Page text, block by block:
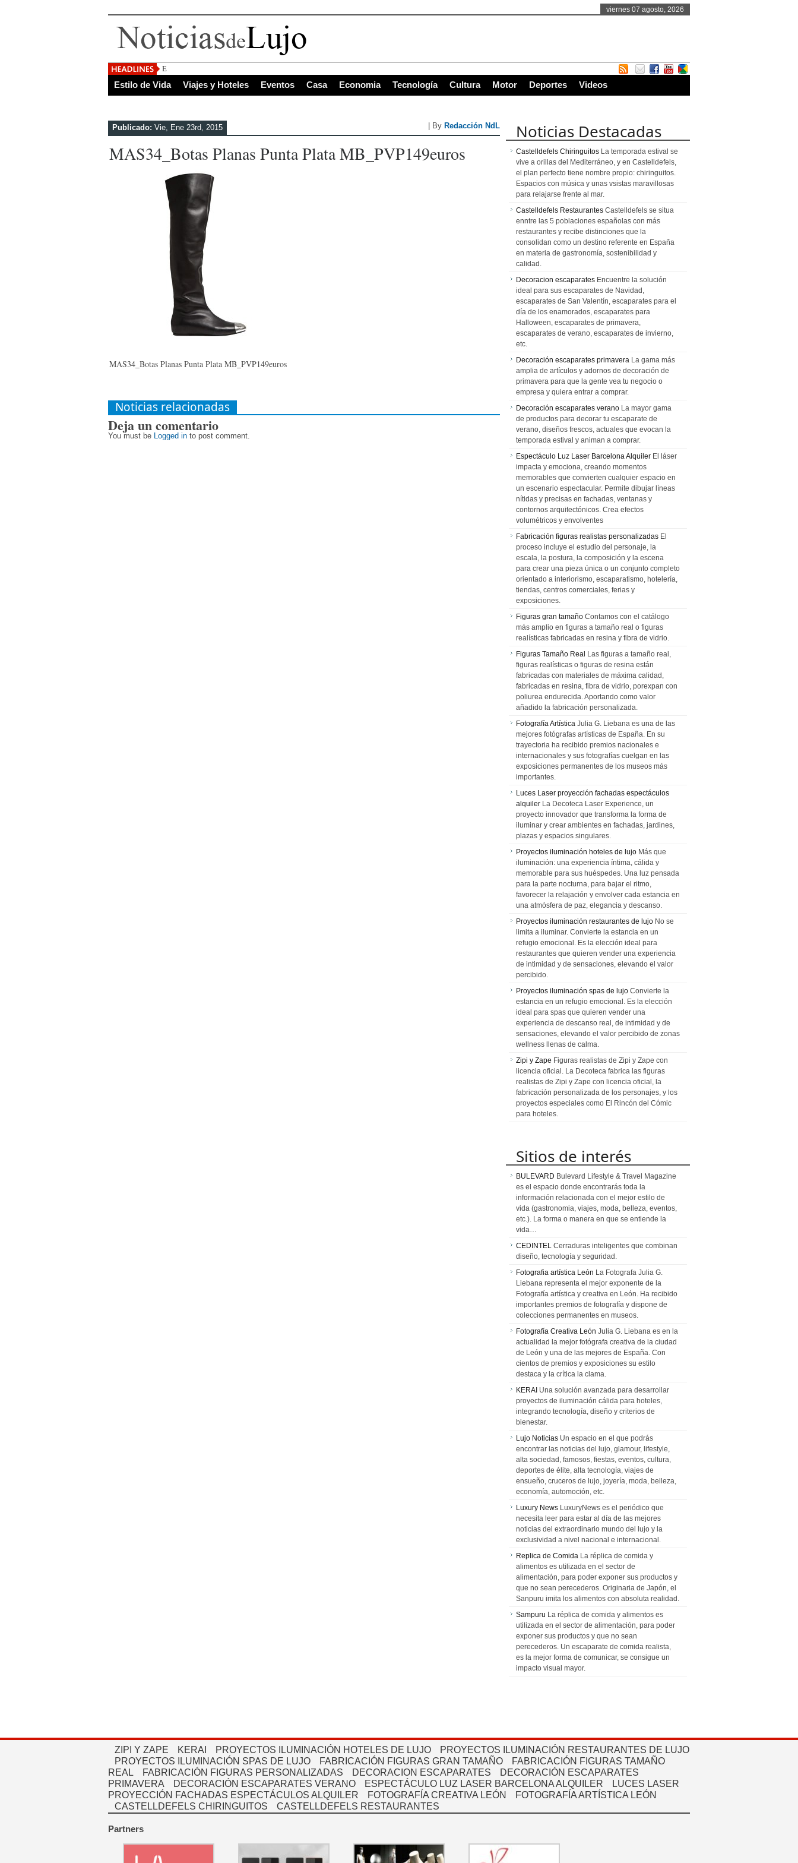
viernes 07 agosto, 2026
El Salvador, uno de los d
Estilo de Vida Viajes y Hoteles Eventos Casa Economia Tecnología Cultura Motor Deportes Videos
Publicado: Vie, Ene 23rd, 2015 | By Redacción NdL
MAS34_Botas Planas Punta Plata MB_PVP149euros
MAS34_Botas Planas Punta Plata MB_PVP149euros
Noticias relacionadas
Deja un comentario
You must be Logged in to post comment.
Noticias Destacadas
Castelldefels Chiringuitos La temporada estival se
vive a orillas del Mediterráneo, y en Castelldefels,
el plan perfecto tiene nombre propio: chiringuitos.
Espacios con música y unas vsistas maravillosas
para relajarse frente al mar.
Castelldefels Restaurantes Castelldefels se situa
enntre las 5 poblaciones españolas con más
restaurantes y recibe distinciones que la
consolidan como un destino referente en España
en materia de gastronomía, sostenibilidad y
calidad.
Decoracion escaparates Encuentre la solución
ideal para sus escaparates de Navidad,
escaparates de San Valentín, escaparates para el
día de los enamorados, escaparates para
Halloween, escaparates de primavera,
escaparates de verano, escaparates de invierno,
etc.
Decoración escaparates primavera La gama más
amplia de artículos y adornos de decoración de
primavera para que la gente vea tu negocio o
empresa y quiera entrar a comprar.
Decoración escaparates verano La mayor gama
de productos para decorar tu escaparate de
verano, diseños frescos, actuales que evocan la
temporada estival y animan a comprar.
Espectáculo Luz Laser Barcelona Alquiler El láser
impacta y emociona, creando momentos
memorables que convierten cualquier espacio en
un escenario espectacular. Permite dibujar líneas
nítidas y precisas en fachadas, ventanas y
contornos arquitectónicos. Crea efectos
volumétricos y envolventes
Fabricación figuras realistas personalizadas El
proceso incluye el estudio del personaje, la
escala, la postura, la composición y la escena
para crear una pieza única o un conjunto completo
orientado a interiorismo, escaparatismo, hotelería,
tiendas, centros comerciales, ferias y
exposiciones.
Figuras gran tamaño Contamos con el catálogo
más amplio en figuras a tamaño real o figuras
realísticas fabricadas en resina y fibra de vidrio.
Figuras Tamaño Real Las figuras a tamaño real,
figuras realísticas o figuras de resina están
fabricadas con materiales de máxima calidad,
fabricadas en resina, fibra de vidrio, porexpan con
poliurea endurecida. Aportando como valor
añadido la fabricación personalizada.
Fotografía Artística Julia G. Liebana es una de las
mejores fotógrafas artísticas de España. En su
trayectoria ha recibido premios nacionales e
internacionales y sus fotografías cuelgan en las
exposiciones permanentes de los museos más
importantes.
Luces Laser proyección fachadas espectáculos
alquiler La Decoteca Laser Experience, un
proyecto innovador que transforma la forma de
iluminar y crear ambientes en fachadas, jardines,
plazas y espacios singulares.
Proyectos iluminación hoteles de lujo Más que
iluminación: una experiencia íntima, cálida y
memorable para sus huéspedes. Una luz pensada
para la parte nocturna, para bajar el ritmo,
favorecer la relajación y envolver cada estancia en
una atmósfera de paz, elegancia y descanso.
Proyectos iluminación restaurantes de lujo No se
limita a iluminar. Convierte la estancia en un
refugio emocional. Es la elección ideal para
restaurantes que quieren vender una experiencia
de intimidad y de sensaciones, elevando el valor
percibido.
Proyectos iluminación spas de lujo Convierte la
estancia en un refugio emocional. Es la elección
ideal para spas que quieren vender una
experiencia de descanso real, de intimidad y de
sensaciones, elevando el valor percibido de zonas
wellness llenas de calma.
Zipi y Zape Figuras realistas de Zipi y Zape con
licencia oficial. La Decoteca fabrica las figuras
realistas de Zipi y Zape con licencia oficial, la
fabricación personalizada de los personajes, y los
proyectos especiales como El Rincón del Cómic
para hoteles.
Sitios de interés
BULEVARD Bulevard Lifestyle & Travel Magazine
es el espacio donde encontrarás toda la
información relacionada con el mejor estilo de
vida (gastronomia, viajes, moda, belleza, eventos,
etc.). La forma o manera en que se entiende la
vida…
CEDINTEL Cerraduras inteligentes que combinan
diseño, tecnología y seguridad.
Fotografia artística León La Fotografa Julia G.
Liebana representa el mejor exponente de la
Fotografía artística y creativa en León. Ha recibido
importantes premios de fotografía y dispone de
colecciones permanentes en museos.
Fotografía Creativa León Julia G. Liebana es en la
actualidad la mejor fotógrafa creativa de la ciudad
de León y una de las mejores de España. Con
cientos de premios y exposiciones su estilo
destaca y la crítica la clama.
KERAI Una solución avanzada para desarrollar
proyectos de iluminación cálida para hoteles,
integrando tecnología, diseño y criterios de
bienestar.
Lujo Noticias Un espacio en el que podrás
encontrar las noticias del lujo, glamour, lifestyle,
alta sociedad, famosos, fiestas, eventos, cultura,
deportes de élite, alta tecnología, viajes de
ensueño, cruceros de lujo, joyería, moda, belleza,
economía, automoción, etc.
Luxury News LuxuryNews es el periódico que
necesita leer para estar al día de las mejores
noticias del extraordinario mundo del lujo y la
exclusividad a nivel nacional e internacional.
Replica de Comida La réplica de comida y
alimentos es utilizada en el sector de
alimentación, para poder exponer sus productos y
que no sean perecederos. Originaria de Japón, el
Sanpuru imita los alimentos con absoluta realidad.
Sampuru La réplica de comida y alimentos es
utilizada en el sector de alimentación, para poder
exponer sus productos y que no sean
perecederos. Un escaparate de comida realista,
es la mejor forma de comunicar, se consigue un
impacto visual mayor.
ZIPI Y ZAPE KERAI PROYECTOS ILUMINACIÓN HOTELES DE LUJO
PROYECTOS ILUMINACIÓN RESTAURANTES DE LUJO
PROYECTOS ILUMINACIÓN SPAS DE LUJO
FABRICACIÓN FIGURAS GRAN TAMAÑO
FABRICACIÓN FIGURAS TAMAÑO
REAL
FABRICACIÓN FIGURAS PERSONALIZADAS DECORACION ESCAPARATES
DECORACIÓN ESCAPARATES
PRIMAVERA
DECORACIÓN ESCAPARATES VERANO ESPECTÁCULO LUZ LASER BARCELONA ALQUILER
LUCES LASER
PROYECCIÓN FACHADAS ESPECTÁCULOS ALQUILER
FOTOGRAFÍA CREATIVA LEÓN
FOTOGRAFÍA ARTÍSTICA LEÓN
CASTELLDEFELS CHIRINGUITOS
CASTELLDEFELS RESTAURANTES
Partners